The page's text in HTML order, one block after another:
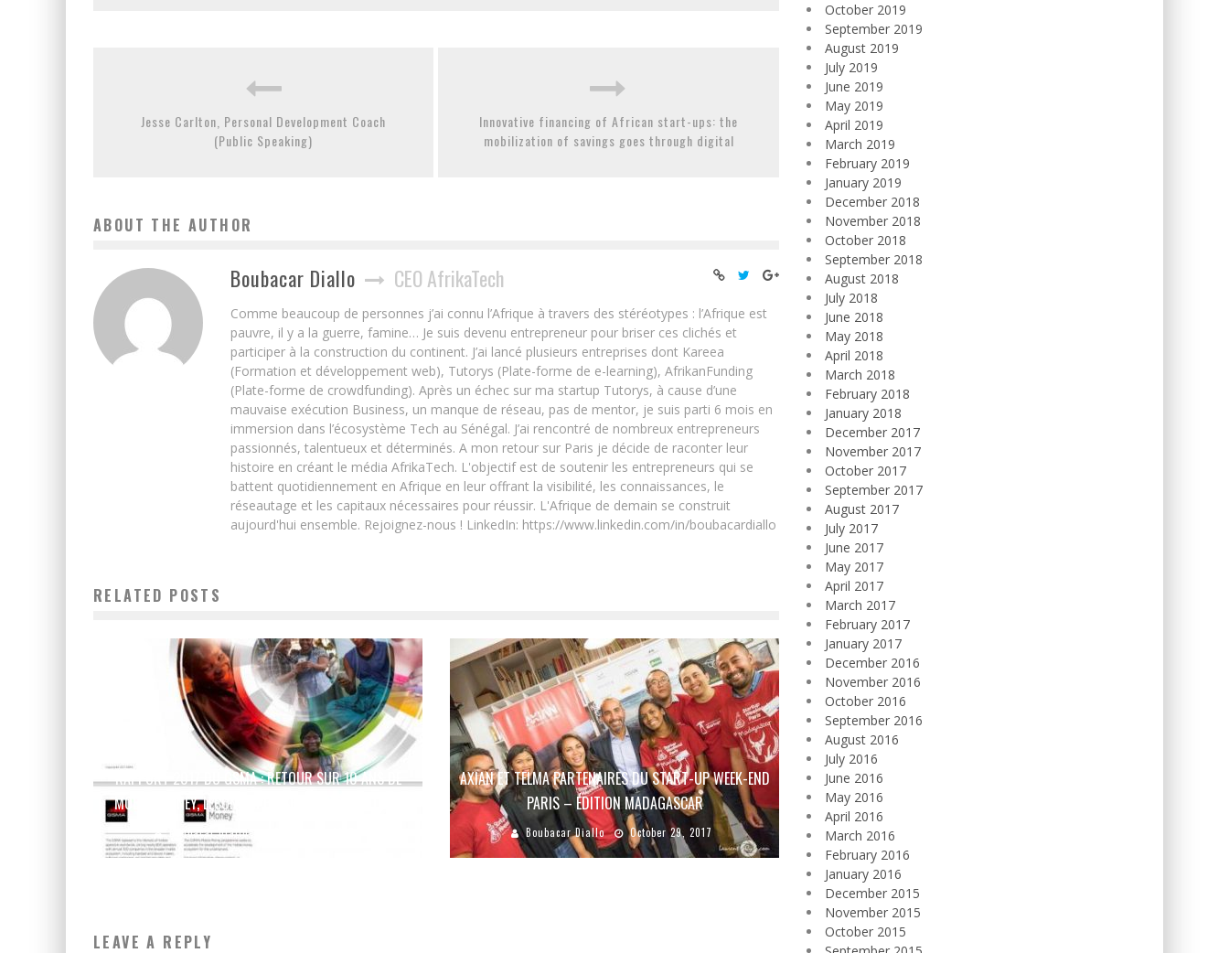
Jesse Carlton, Personal Development Coach
(Public Speaking)
Innovative financing of African start-ups: the
mobilization of savings goes through digital
ABOUT THE AUTHOR
Boubacar Diallo CEO AfrikaTech
Comme beaucoup de personnes j’ai connu l’Afrique à travers des stéréotypes : l’Afrique est
pauvre, il y a la guerre, famine… Je suis devenu entrepreneur pour briser ces clichés et
participer à la construction du continent. J’ai lancé plusieurs entreprises dont Kareea
(Formation et développement web), Tutorys (Plate-forme de e-learning), AfrikanFunding
(Plate-forme de crowdfunding). Après un échec sur ma startup Tutorys, à cause d’une
mauvaise exécution Business, un manque de réseau, pas de mentor, je suis parti 6 mois en
immersion dans l’écosystème Tech au Sénégal. J’ai rencontré de nombreux entrepreneurs
passionnés, talentueux et déterminés. A mon retour sur Paris je décide de raconter leur
histoire en créant le média AfrikaTech. L'objectif est de soutenir les entrepreneurs qui se
battent quotidiennement en Afrique en leur offrant la visibilité, les connaissances, le
réseautage et les capitaux nécessaires pour réussir. L'Afrique de demain se construit
aujourd'hui ensemble. Rejoignez-nous ! LinkedIn: https://www.linkedin.com/in/boubacardiallo
RELATED POSTS
RAPPORT 2017 DU GSMA : RETOUR SUR 10 ANS DE
MOBILE MONEY, LEÇONS APPRISES ET PERSPECTIVES
Boubacar Diallo
AXIAN ET TELMA PARTENAIRES DU START-UP WEEK-END
PARIS – ÉDITION MADAGASCAR
Boubacar Diallo October 29, 2017
LEAVE A REPLY
October 2019
September 2019
August 2019
July 2019
June 2019
May 2019
April 2019
March 2019
February 2019
January 2019
December 2018
November 2018
October 2018
September 2018
August 2018
July 2018
June 2018
May 2018
April 2018
March 2018
February 2018
January 2018
December 2017
November 2017
October 2017
September 2017
August 2017
July 2017
June 2017
May 2017
April 2017
March 2017
February 2017
January 2017
December 2016
November 2016
October 2016
September 2016
August 2016
July 2016
June 2016
May 2016
April 2016
March 2016
February 2016
January 2016
December 2015
November 2015
October 2015